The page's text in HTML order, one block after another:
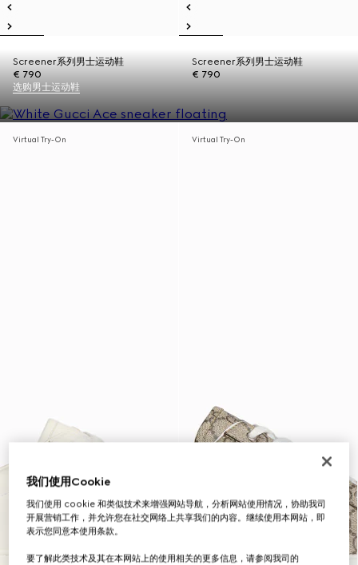
Screener系列男士运动鞋
€ 790
Screener系列男士运动鞋
€ 790
选购男士运动鞋
Virtual Try-On Virtual Try-On
我们使用Cookie
我们使用 cookie 和类似技术来增强网站导航，分析网站使用情况，协助我司
开展营销工作，并允许您在社交网络上共享我们的内容。继续使用本网站，即
表示您同意本使用条款。
要了解此类技术及其在本网站上的使用相关的更多信息，请参阅我司的